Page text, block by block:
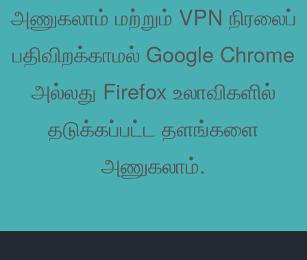
அணுகலாம் மற்றும் VPN நிரலைப்
பதிவிறக்காமல் Google Chrome
அல்லது Firefox உலாவிகளில்
தடுக்கப்பட்ட தளங்களை
அணுகலாம்.